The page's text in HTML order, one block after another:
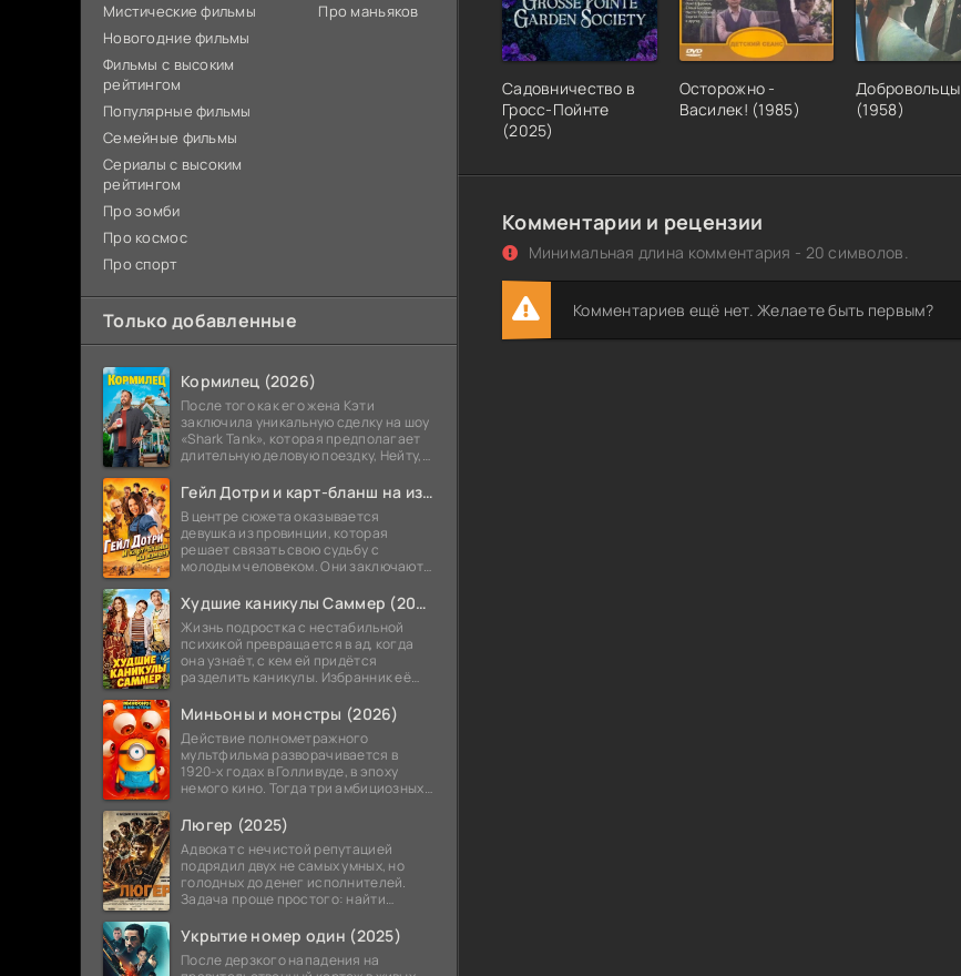
Садовничество в
Гросс-Пойнте
(2025)
Осторожно -
Василек! (1985)
Добровольцы
(1958)
Комментарии и рецензии
Минимальная длина комментария - 20 символов.
Комментариев ещё нет. Желаете быть первым?
Мистические фильмы
Новогодние фильмы
Фильмы с высоким
рейтингом
Популярные фильмы
Семейные фильмы
Сериалы с высоким
рейтингом
Про зомби
Про космос
Про спорт
Про маньяков
Только добавленные
Кормилец (2026)
После того как его жена Кэти
заключила уникальную сделку на шоу
«Shark Tank», которая предполагает
длительную деловую поездку, Нейту,
теперь приходится впервые стать
Гейл Дотри и карт-бланш на измену (2026)
В центре сюжета оказывается
девушка из провинции, которая
решает связать свою судьбу с
молодым человеком. Они заключают
позволяющее ему в любой момент
получить от нее прощение
Худшие каникулы Саммер (2026)
Жизнь подростка с нестабильной
психикой превращается в ад, когда
она узнаёт, с кем ей придётся
разделить каникулы. Избранник её
же учитель, а точнее завуч школы.
Миньоны и монстры (2026)
Действие полнометражного
мультфильма разворачивается в
1920-х годах в Голливуде, в эпоху
немого кино. Тогда три амбициозных
снять собственный блокбастер о
монстрах.
Люгер (2025)
Адвокат с нечистой репутацией
подрядил двух не самых умных, но
голодных до денег исполнителей.
Задача проще простого: найти
потирают руки — это же лёгкие бабки!
Укрытие номер один (2025)
После дерзкого нападения на